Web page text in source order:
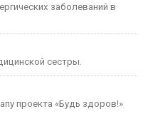
заболеваний в
сестры.
проекта «Будь здоров!»